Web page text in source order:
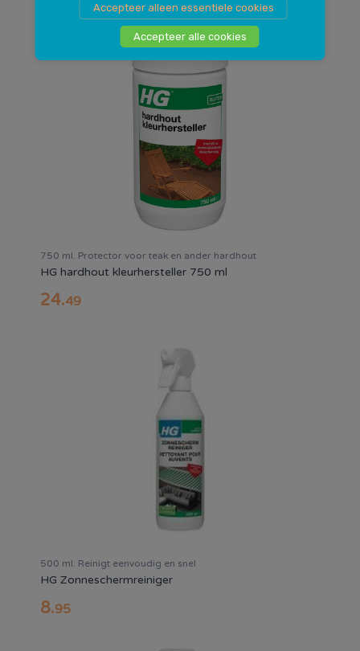
Accepteer alleen essentiele cookies
Accepteer alle cookies
750 ml. Protector voor teak en ander hardhout
HG hardhout kleurhersteller 750 ml
24.49
500 ml. Reinigt eenvoudig en snel
HG Zonneschermreiniger
8.95